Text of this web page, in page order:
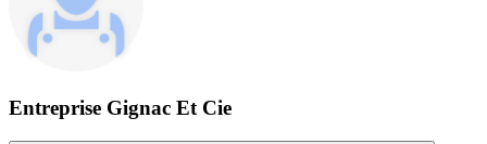
Entreprise Gignac Et Cie